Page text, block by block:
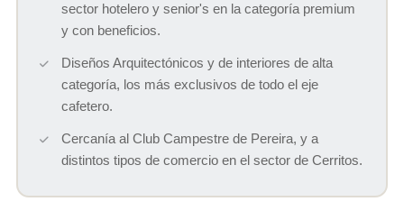
sector hotelero y senior's en la categoría premium
y con beneficios.
Diseños Arquitectónicos y de interiores de alta
categoría, los más exclusivos de todo el eje
cafetero.
Cercanía al Club Campestre de Pereira, y a
distintos tipos de comercio en el sector de Cerritos.